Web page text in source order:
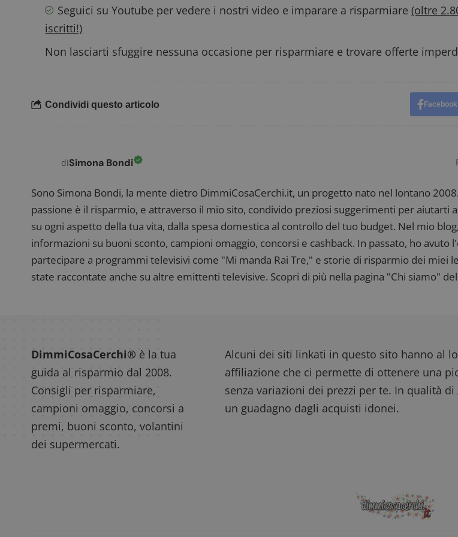
Seguici su Youtube per vedere i nostri video e imparare a risparmiare(oltre
iscritti!)
Non lasciarti sfuggire nessuna occasione per risparmiare e trovare offerte
Condividi questo articolo Facebook
diSimona Bondi
Sono Simona Bondi, la mente dietro DimmiCosaCerchi.it, un progetto nato nel lontano
passione è il risparmio, e attraverso il mio sito, condivido preziosi suggerimenti per aiutarti
su ogni aspetto della tua vita, dalla spesa domestica al controllo del tuo budget. Nel mio
informazioni su buoni sconto, campioni omaggio, concorsi e cashback. In passato, ho avuto
partecipare a programmi televisivi come "Mi manda Rai Tre," e storie di risparmio dei miei
state raccontate anche su altre emittenti televisive. Scopri di più nella pagina "Chi siamo"
DimmiCosaCerchi® è la tua
guida al risparmio dal 2008.
Consigli per risparmiare,
campioni omaggio, concorsi a
premi, buoni sconto, volantini
dei supermercati.
Alcuni dei siti linkati in questo sito hanno al
affiliazione che ci permette di ottenere una
senza variazioni dei prezzi per te. In qualità
un guadagno dagli acquisti idonei.
secondi
Web a monitorare il
prestazioni del sito.
.dimmicosacerchi.it
Questo cookie viene
e l'interazione con il
l'esperienza